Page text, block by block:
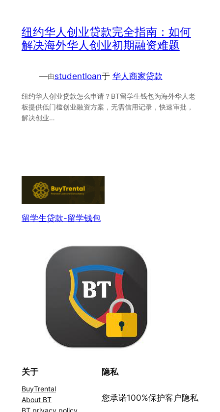
纽约华人创业贷款完全指南：如何
解决海外华人创业初期融资难题
—由studentloan于 华人商家贷款
纽约华人创业贷款怎么申请？BT留学生钱包为海外华人老
板提供低门槛创业融资方案，无需信用记录，快速审批，
解决创业…
留学生贷款-留学钱包
关于
BuyTrental
About BT
BT privacy policy
隐私
您承诺100%保护客户隐私